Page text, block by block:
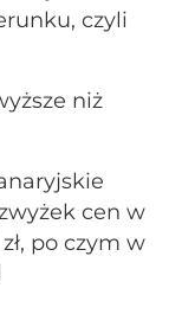
czyli
niż
cen w
po czym w